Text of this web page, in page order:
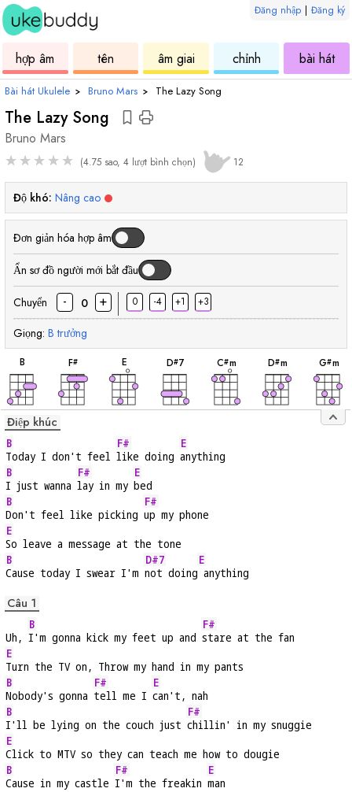
Đăng nhập | Đăng ký
hợp âm
ukulele
tên
hợp
âm giai
ukulele
chỉnh
ukulele
bài hát
Bài hát Ukulele › Bruno Mars › The Lazy Song
The Lazy Song
Bruno Mars
★★★★★ (4.75 sao, 4 lượt bình chọn) 12
Độ khó: Nâng cao
Đơn giản hóa hợp âm
Ẩn sơ đồ người mới bắt đầu
Chuyển - 0 + 0 -4 +1 +3
Giọng: B trưởng
B
hợp
F#
hợp
E
hợp
D#7
hợp
C#m
hợp
D#m
hợp
G#m
Điệp khúc
B
Today I don't feel
F#
like doing
E
anything
B
I just wanna
F#
lay in my
E
bed
B
Don't feel like picking
F#
up my phone
E
So leave a message at the tone
B
Cause today I swear I'm
D#7
not doing
E
anything
Câu 1
Uh,
B
I'm gonna kick my feet up and
F#
stare at the fan
E
Turn the TV on, Throw my hand in my pants
B
Nobody's gonna
F#
tell me I
E
can't, nah
B
I'll be lying on the couch just
F#
chillin' in my snuggie
E
Click to MTV so they can teach me how to dougie
B
Cause in my castle
F#
I'm the freakin
E
man